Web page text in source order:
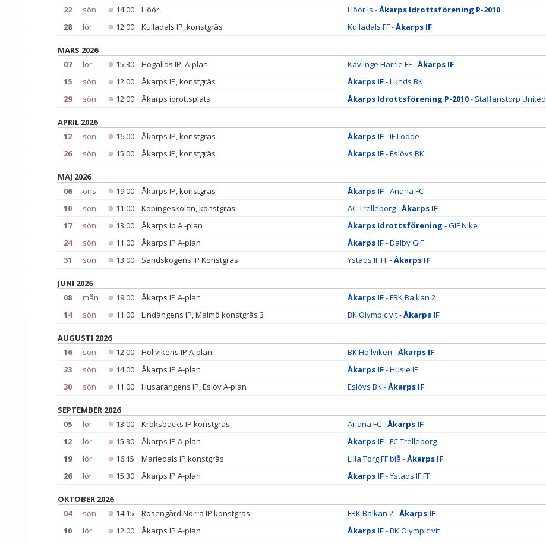
22 sön 14:00 Höör Höör Is -Åkarps Idrottsförening P-2010
28
lör 12:00 Kulladals IP, konstgräs Kulladals FF -Åkarps IF
MARS 2026
07
lör 15:30 Högalids IP, A-plan Kävlinge Harrie FF -Åkarps IF
15
sön 12:00 Åkarps IP, konstgräs Åkarps IF- Lunds BK
29
sön 12:00 Åkarps idrottsplats Åkarps Idrottsförening P-2010- Staffanstorp United
APRIL 2026
12
sön 16:00 Åkarps IP, konstgräs Åkarps IF- IF Lödde
26
sön 15:00 Åkarps IP, konstgräs Åkarps IF- Eslövs BK
MAJ 2026
06
ons 19:00 Åkarps IP, konstgräs Åkarps IF- Ariana FC
10
sön 11:00 Köpingeskolan, konstgräs AC Trelleborg -Åkarps IF
17
sön 13:00 Åkarps Ip A -plan Åkarps Idrottsförening - GIF Nike
24
sön 11:00 Åkarps IP A-plan Åkarps IF- Dalby GIF
31
sön 13:00 Sandskogens IP Konstgräs Ystads IF FF -Åkarps IF
JUNI 2026
08
mån 19:00 Åkarps IP A-plan Åkarps IF- FBK Balkan 2
14
sön 11:00 Lindängens IP, Malmö konstgräs 3 BK Olympic vit -Åkarps IF
AUGUSTI 2026
16
sön 12:00 Höllvikens IP A-plan BK Höllviken -Åkarps IF
23
sön 14:00 Åkarps IP A-plan Åkarps IF- Husie IF
30
sön 11:00 Husarängens IP, Eslöv A-plan Eslövs BK -Åkarps IF
SEPTEMBER 2026
05
lör 13:00 Kroksbäcks IP konstgräs Ariana FC -Åkarps IF
12
lör 15:30 Åkarps IP A-plan Åkarps IF- FC Trelleborg
19
lör 16:15 Mariedals IP konstgräs Lilla Torg FF blå -Åkarps IF
26
lör 15:30 Åkarps IP A-plan Åkarps IF- Ystads IF FF
OKTOBER 2026
04
sön 14:15 Rosengård Norra IP konstgräs FBK Balkan 2 -Åkarps IF
10
lör 12:00 Åkarps IP A-plan Åkarps IF- BK Olympic vit